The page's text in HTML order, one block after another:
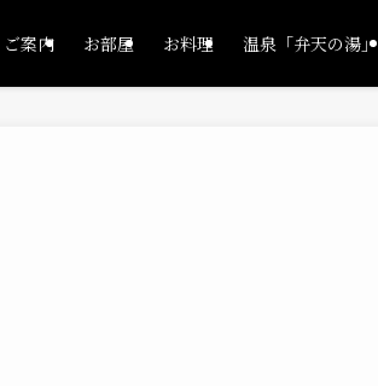
ご案内 お部屋 お料理 温泉「弁天の湯」